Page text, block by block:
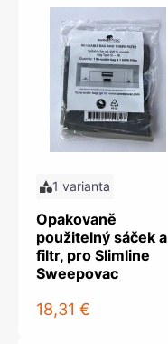
1 varianta
Opakovaně
použitelný sáček a
filtr, pro Slimline
Sweepovac
18,31 €